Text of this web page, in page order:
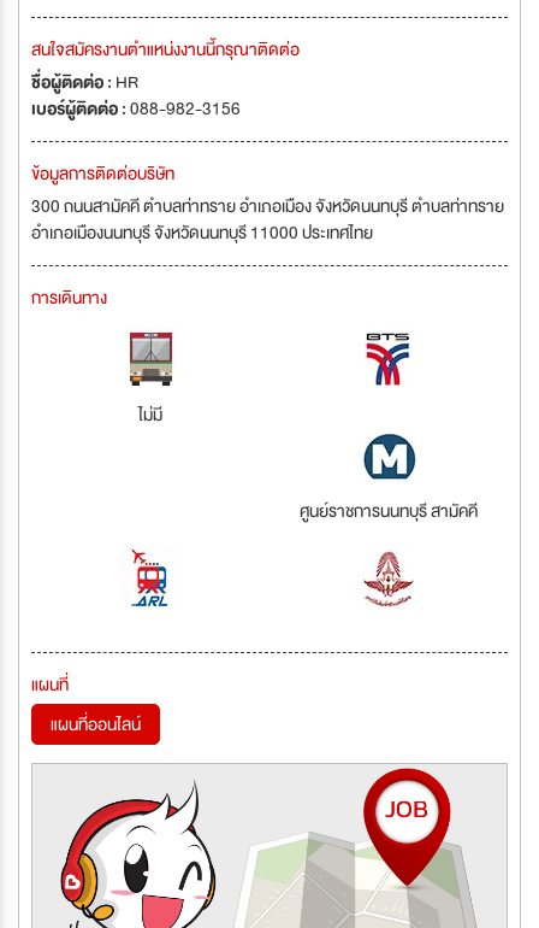
สนใจสมัครงานตำแหน่งงานนี้กรุณาติดต่อ
ชื่อผู้ติดต่อ : HR
เบอร์ผู้ติดต่อ :088-982-3156
ข้อมูลการติดต่อบริษัท
300 ถนนสามัคคี ตำบลท่าทราย อำเภอเมือง จังหวัดนนทบุรี ตำบลท่าทราย
อำเภอเมืองนนทบุรี จังหวัดนนทบุรี 11000 ประเทศไทย
การเดินทาง
ไม่มี
ศูนย์ราชการนนทบุรี สามัคคี
แผนที่
แผนที่ออนไลน์